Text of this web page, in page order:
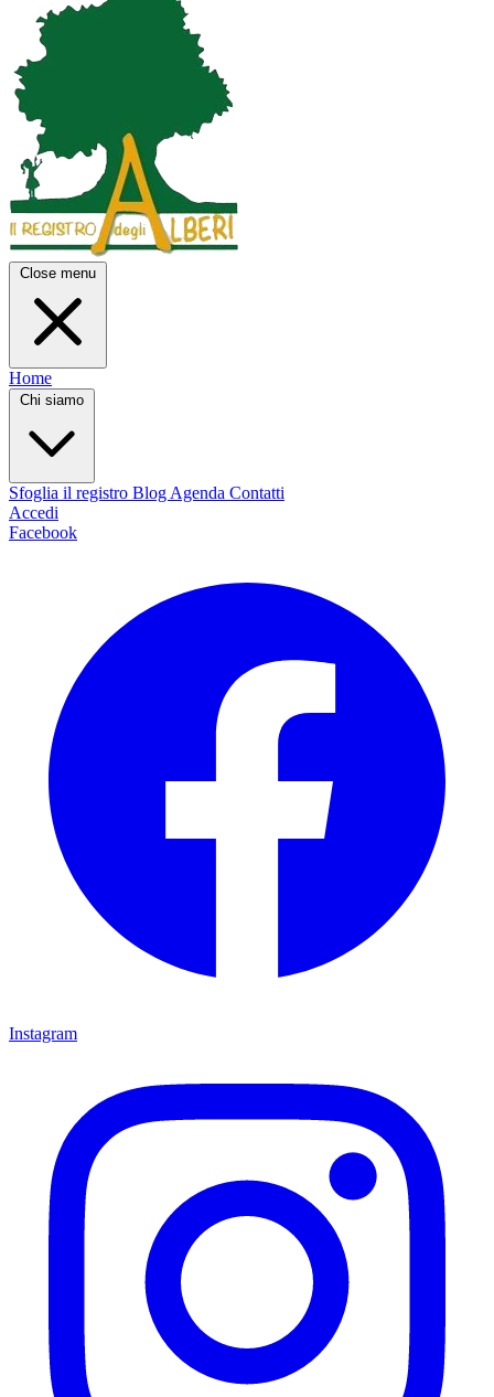
Close menu
Home
Chi siamo
Sfoglia il registro Blog Agenda Contatti
Accedi
Facebook
Instagram